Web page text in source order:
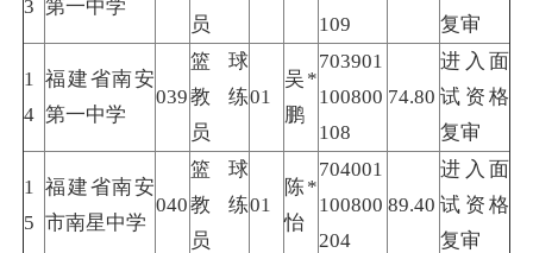
3 第一中学
员
109
复审
1
4
福建省南安
第一中学
039
篮球
教练
员
01
吴*
鹏
703901
100800
108
74.80
进入面
试资格
复审
1
5
福建省南安
市南星中学
040
篮球
教练
员
01
陈*
怡
704001
100800
204
89.40
进入面
试资格
复审